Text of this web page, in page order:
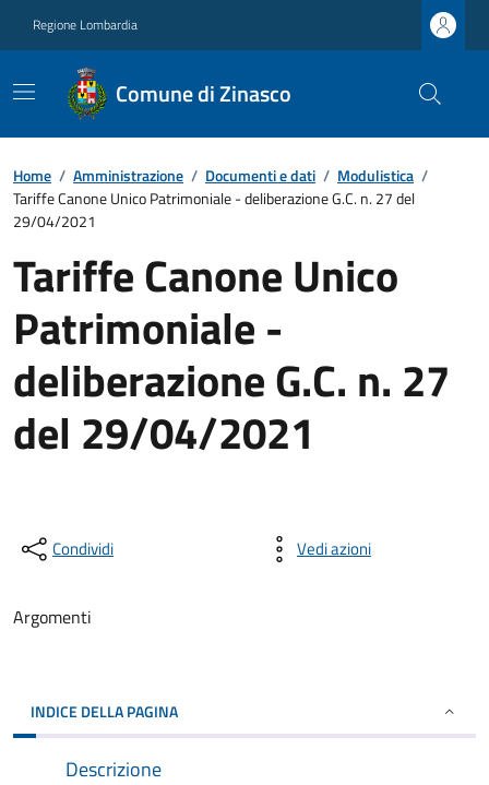
Regione Lombardia
Comune di Zinasco
Home / Amministrazione / Documenti e dati / Modulistica /
Tariffe Canone Unico Patrimoniale - deliberazione G.C. n. 27 del
29/04/2021
Tariffe Canone Unico
Patrimoniale -
deliberazione G.C. n. 27
del 29/04/2021
Condividi Vedi azioni
Argomenti
INDICE DELLA PAGINA
Descrizione